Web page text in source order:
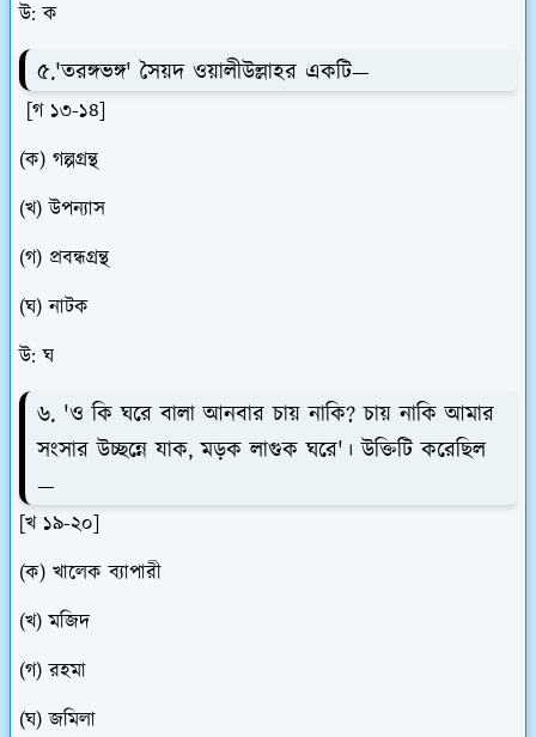
উ: ক
৫.'তরঙ্গভঙ্গ' সৈয়দ ওয়ালীউল্লাহর একটি—
[গ ১৩-১৪]
(ক) গল্পগ্রন্থ
(খ) উপন্যাস
(গ) প্রবন্ধগ্রন্থ
(ঘ) নাটক
উ: ঘ
৬. 'ও কি ঘরে বালা আনবার চায় নাকি? চায় নাকি আমার
সংসার উচ্ছন্নে যাক, মড়ক লাগুক ঘরে'। উক্তিটি করেছিল
—
[খ ১৯-২০]
(ক) খালেক ব্যাপারী
(খ) মজিদ
(গ) রহমা
(ঘ) জমিলা